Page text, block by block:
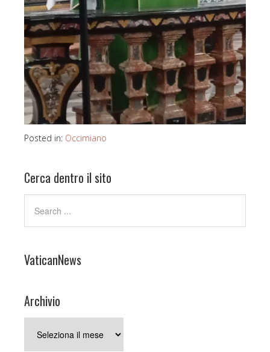
Posted in: Occimiano
Cerca dentro il sito
VaticanNews
Archivio